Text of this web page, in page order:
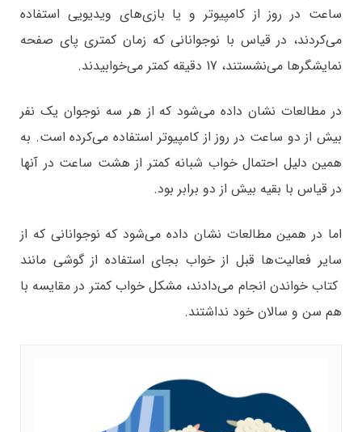
ساعت در روز از کامپیوتر و یا بازی‌های ویدیویی استفاده
می‌کردند، در قیاس با نوجوانانی که زمان کمتری پای صفحه
نمایشگرها می‌نشستند، 17 دقیقه کمتر می‌خوابیدند.
در مطالعات نشان داده می‌شود که از هر سه نوجوان یک نفر
بیش از دو ساعت در روز از کامپیوتر استفاده می‌کرده است. به
همین دلیل احتمال خواب شبانه کمتر از هشت ساعت در آنها
در قیاس با بقیه بیش از دو برابر بود.
اما در همین مطالعات نشان داده می‌شود که نوجوانانی که از
سایر فعالیت‌ها قبل از خواب بجای استفاده از گوشی مانند
کتاب خواندن انجام می‌دادند، مشکل خواب کمتر در مقایسه با
هم سن و سالان خود نداشتند.